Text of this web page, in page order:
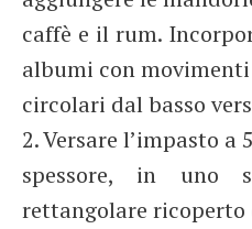
caffè e il rum.
albumi con movimenti
circolari dal basso
2. Versare l’impasto a
spessore, in uno
rettangolare ricoperto